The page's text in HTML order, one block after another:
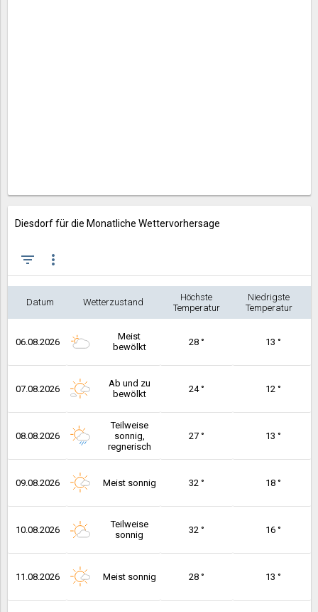
Diesdorf für die Monatliche Wettervorhersage
filter_list more_vert
Datum Wetterzustand
Höchste
Temperatur
Niedrigste
Temperatur
06.08.2026
Meist
bewölkt
28 ° 13 °
07.08.2026
Ab und zu
bewölkt
24 ° 12 °
08.08.2026
Teilweise
sonnig,
regnerisch
27 ° 13 °
09.08.2026 Meist sonnig 32 ° 18 °
10.08.2026
Teilweise
sonnig
32 ° 16 °
11.08.2026 Meist sonnig 28 ° 13 °